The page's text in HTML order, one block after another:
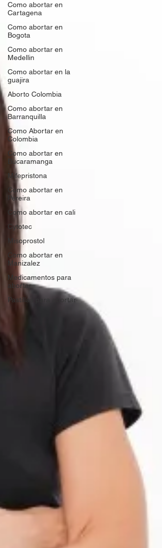
Como abortar en
Cartagena
Como abortar en
Bogota
Como abortar en
Medellin
Como abortar en la
guajira
Aborto Colombia
Como abortar en
Barranquilla
Como Abortar en
Colombia
Como abortar en
Bucaramanga
Mifepristona
Como abortar en
Pereira
Como abortar en cali
Cytotec
Misoprostol
Como abortar en
Manizalez
Medicamentos para
abortar
Pastillas para abortar